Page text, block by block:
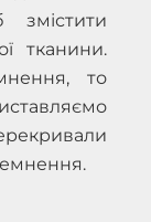
тканини.
то